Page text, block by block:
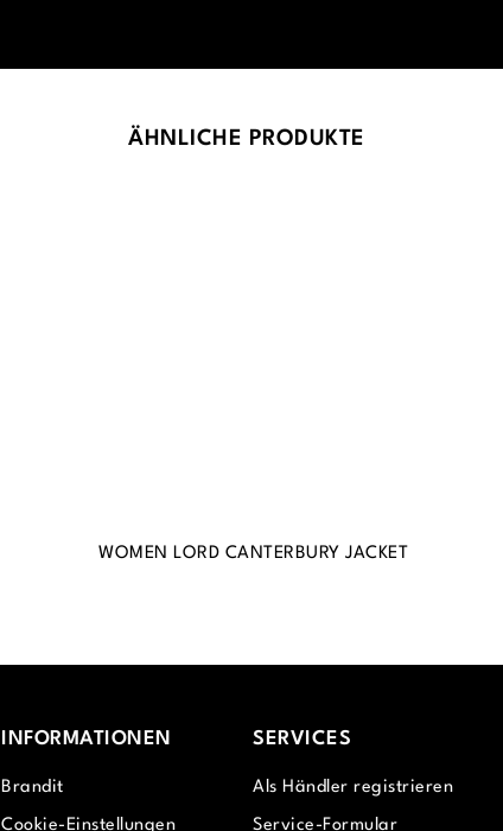
ÄHNLICHE PRODUKTE
WOMEN LORD CANTERBURY JACKET
INFORMATIONEN
Brandit
Cookie-Einstellungen
SERVICES
Als Händler registrieren
Service-Formular